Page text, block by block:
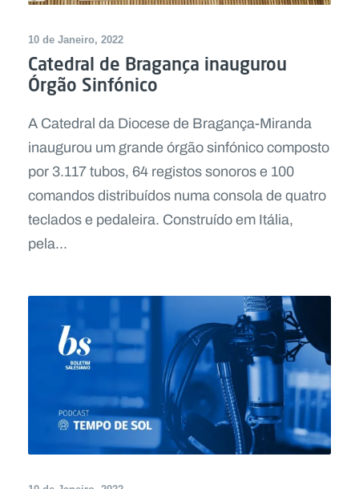
10 de Janeiro, 2022
Catedral de Bragança inaugurou
Órgão Sinfónico
A Catedral da Diocese de Bragança-Miranda
inaugurou um grande órgão sinfónico composto
por 3.117 tubos, 64 registos sonoros e 100
comandos distribuídos numa consola de quatro
teclados e pedaleira. Construído em Itália,
pela...